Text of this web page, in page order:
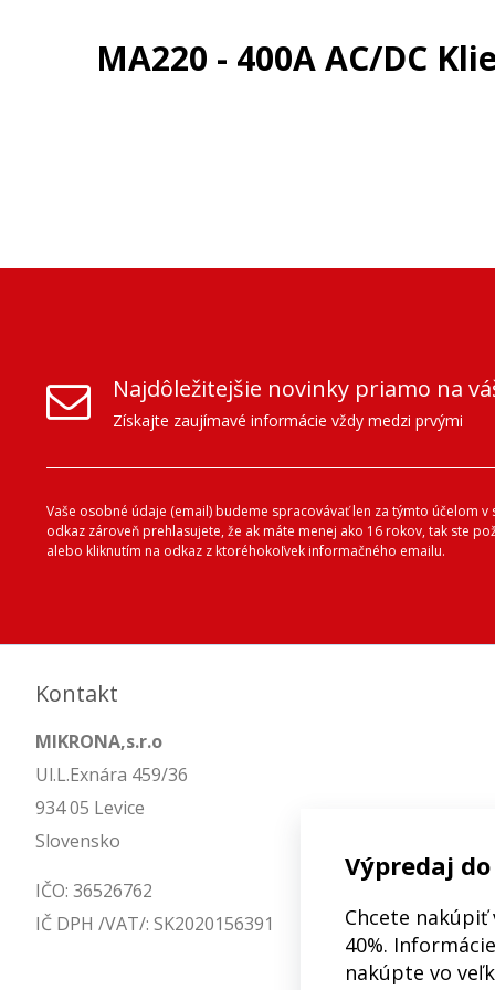
MA220 - 400A AC/DC
Najdôležitejšie novinky priamo na
Získajte zaujímavé informácie vždy medzi prvými
Vaše osobné údaje (email) budeme spracovávať len za týmto účelom
odkaz zároveň prehlasujete, že ak máte menej ako 16 rokov, tak ste
alebo kliknutím na odkaz z ktoréhokoľvek informačného emailu.
Kontakt
MIKRONA,s.r.o
Ul.L.Exnára 459/36
934 05 Levice
Slovensko
IČO: 36526762
IČ DPH /VAT/: SK2020156391
Výpredaj
Chcete nakúpiť
40%.
nakúpte vo